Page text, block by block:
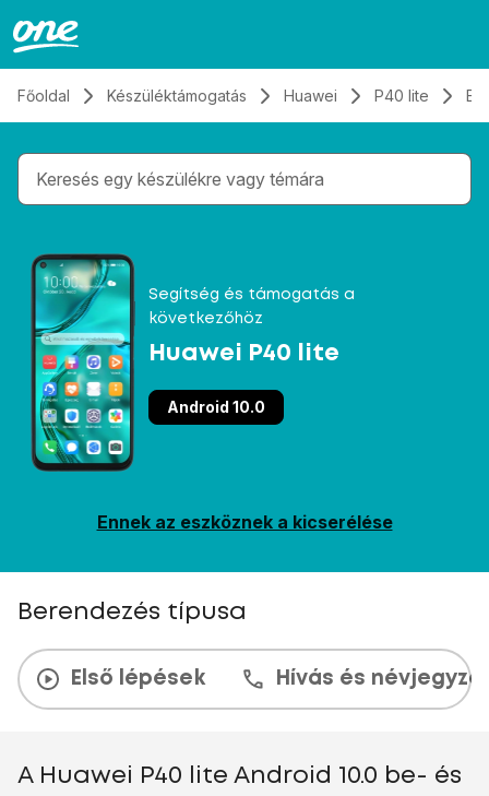
Főoldal Készüléktámogatás Huawei P40 lite
Gépelés közben megjelennek a keresési
Segítség és támogatás a
következőhöz
Huawei P40 lite
Android 10.0
Ennek az eszköznek a kicserélése
Berendezés típusa
Első lépések Hívás és
A Huawei P40 lite Android 10.0 be- és